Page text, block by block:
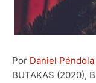
Por Daniel Péndola
BUTAKAS (2020),